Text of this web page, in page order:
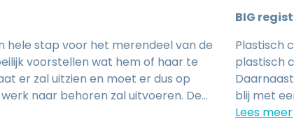
hele stap voor het merendeel van de
voorstellen wat hem of haar te
er zal uitzien en moet er dus op
naar behoren zal uitvoeren. De
in de handen van de chirurg.
BIG
Plastisch
plastisch
blij met
binnen